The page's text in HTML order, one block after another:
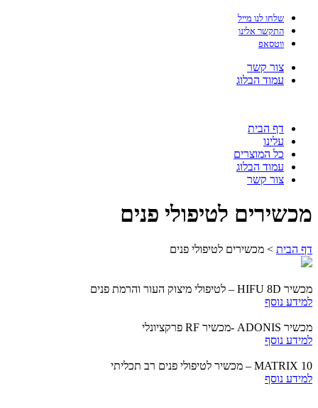
שלחו לנו מייל
התקשר אלינו
ווטסאפ
צור קשר
עמוד הבלוג
דף הבית
עלינו
כל המוצרים
עמוד הבלוג
צור קשר
מכשירים לטיפולי פנים
דף הבית > מכשירים לטיפולי פנים
מכשיר HIFU 8D – לטיפולי מיצוק העור והרמת פנים
למידע נוסף
מכשיר ADONIS -מכשיר RF פרקציונלי
למידע נוסף
MATRIX 10 – מכשיר לטיפולי פנים רב תכליתי
למידע נוסף